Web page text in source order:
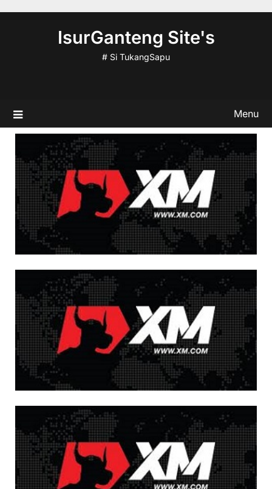
IsurGanteng Site's
# Si TukangSapu
Menu